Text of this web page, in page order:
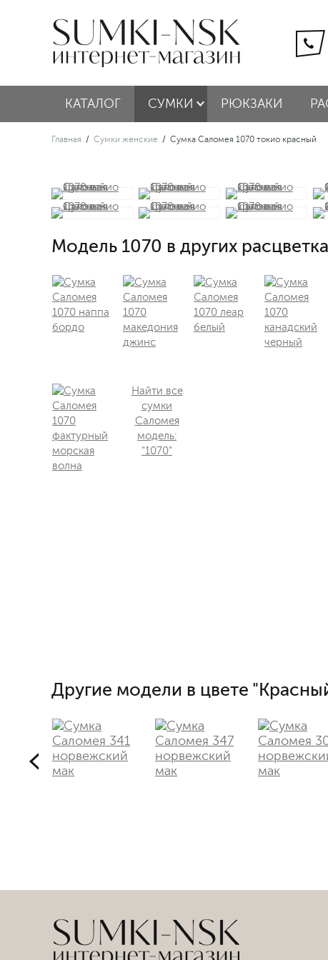
КАТАЛОГ СУМКИ РЮКЗАКИ
Главная / Сумки женские / Сумка Саломея 1070 токио красный
Модель 1070 в других
Найти все
сумки
Саломея
модель:
"1070"
Другие модели в цвете